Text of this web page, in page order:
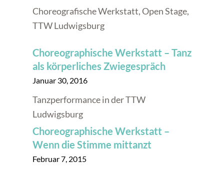
Choreografische Werkstatt, Open Stage,
TTW Ludwigsburg
Choreographische Werkstatt – Tanz
als körperliches Zwiegespräch
Januar 30, 2016
Tanzperformance in der TTW
Ludwigsburg
Choreographische Werkstatt –
Wenn die Stimme mittanzt
Februar 7, 2015